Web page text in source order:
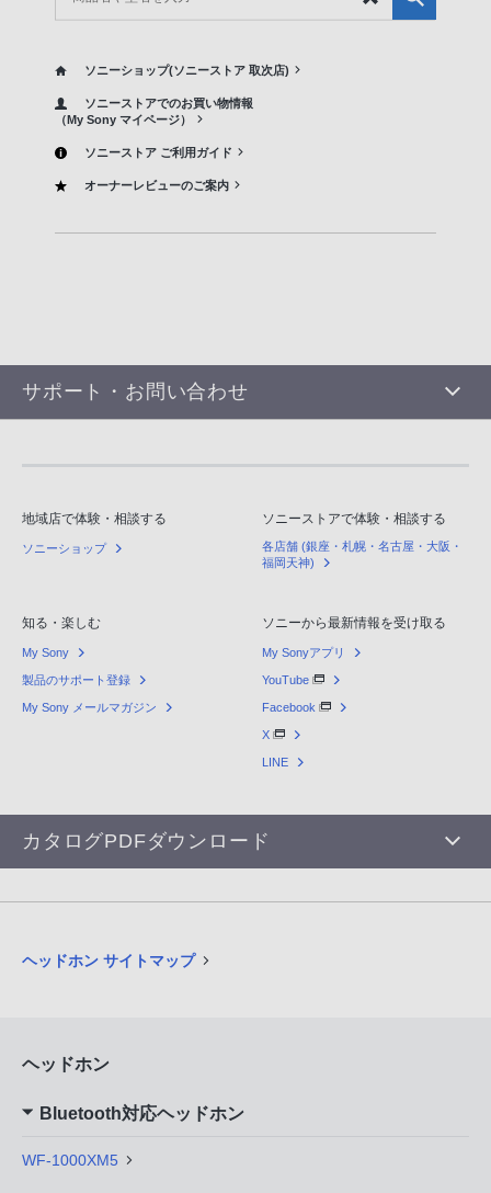
ソニーショップ(ソニーストア 取次店)
ソニーストアでのお買い物情報
（My Sony マイページ）
ソニーストア ご利用ガイド
オーナーレビューのご案内
サポート・お問い合わせ
地域店で体験・相談する
ソニーショップ
ソニーストアで体験・相談する
各店舗 (銀座・札幌・名古屋・大阪・
福岡天神)
知る・楽しむ
My Sony
製品のサポート登録
My Sony メールマガジン
ソニーから最新情報を受け取る
My Sonyアプリ
YouTube
Facebook
X
LINE
カタログPDFダウンロード
ヘッドホン サイトマップ
ヘッドホン
Bluetooth対応ヘッドホン
WF-1000XM5